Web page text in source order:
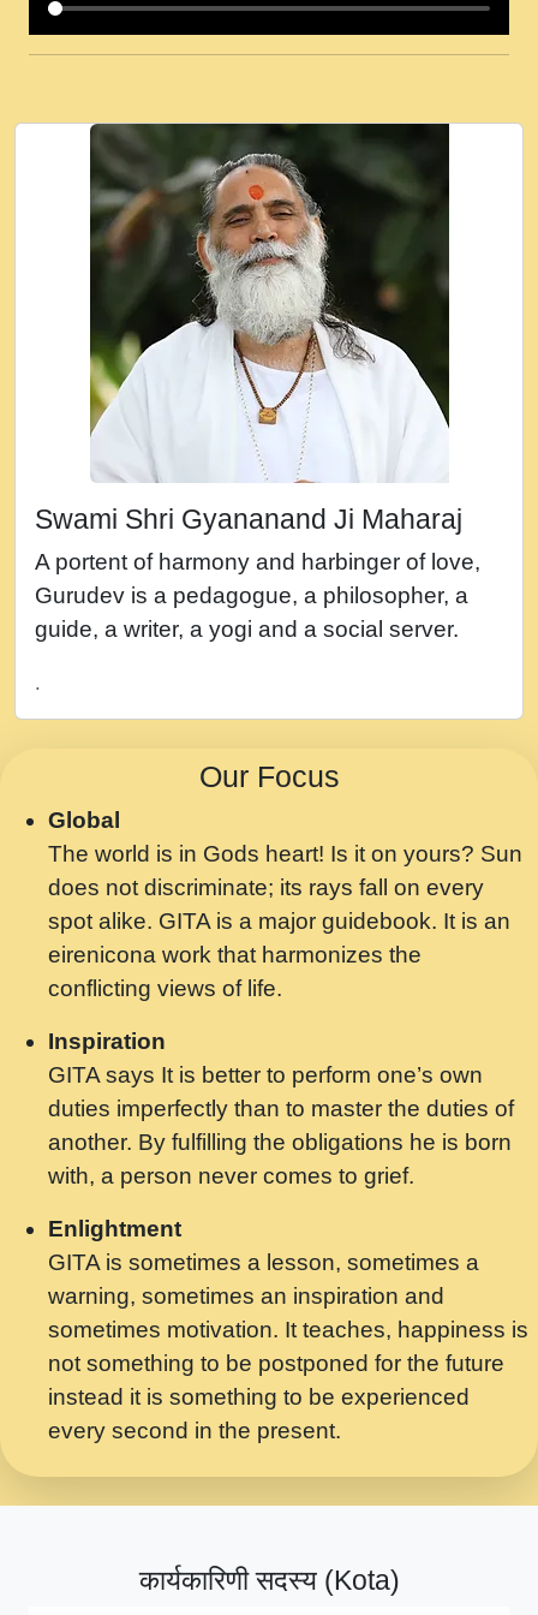
कई पकड क मर हथ र मह वदवन पहच दय! मह जन
Ki - Krishna Bhajan - New Bhajan 2020
#Ishwar Bhakti.mp3
जब से गीता ज्ञान पाया मैं बड़ी मस्ती में हूँ । 2018 -
Rishikesh - Ratan Ji Rasik.mp3
तन हल दल द सनव मड उतत सर रख क, नल रव त
गल लग जव त सर उतत हथ रख द!.mp3
तू कर प्रीतम से प्रीत, यूहीं दिन बीतते जाते हैं ।
2018 - Rishikesh - Swami Gyananand Ji
Maharaj.mp3
न म गवद गपल गद फर, पयर महन न रझद फर! shri
नह भरस रह लडडल... अपन खट करम क !!!! मह दद
सहर चरण क .....mp3
बगड नसब कसन सवर तर बगर Shri ravinandan
shastri ji maharaj.mp3
Chahe Ram Ho Chahe Shyam Ho.mp3
मझ अपन जवन बनन न आय, रठ हर क मनन न आय
Shri ravinandan shastri ji maharaj.mp3
मन अशांत मंत्र जाप - गीता प्रेरणा -Swami
Gyananand Ji Maharaj.mp3
मन बध लय परम वल कगन Special Shyam
Saawariya.mp3
मर गनय न अपरध लडडल शर रध.... Shri
ravinandan shastri ji maharaj.mp3
मेरे मन हरी का ध्यान लगा - भजन भाव - 2018 -
Rishikesh - Swami Gyananand Ji
Maharaj.mp3
यह हसरत तलब ह नकज कमर Yahi Hasraten
Talab Hai Bhav Pravah #bhajan.mp3
लडल ज बल ल क ज न लग Sadhvi Purnima Ji
7.9.2021 जवल नगर दलल #बसर.mp3
सख भ मझ पयर ह दख भ मझ पयर ह!छड म कस दत
सपरहट भजन 2021 - तर अखय ह जद भर बहर ज म
सपरहट शयम भजन - जय जय शयम जय जय शयम
Swami Shri Gyananand Ji Maharaj
A portent of harmony and harbinger of love,
Gurudev is a pedagogue, a philosopher, a
guide, a writer, a yogi and a social server.
.
Our Focus
Global
The world is in Gods heart! Is it on yours? Sun
does not discriminate; its rays fall on every
spot alike. GITA is a major guidebook. It is an
eirenicona work that harmonizes the
conflicting views of life.
Inspiration
GITA says It is better to perform one’s own
duties imperfectly than to master the duties of
another. By fulfilling the obligations he is born
with, a person never comes to grief.
Enlightment
GITA is sometimes a lesson, sometimes a
warning, sometimes an inspiration and
sometimes motivation. It teaches, happiness is
not something to be postponed for the future
instead it is something to be experienced
every second in the present.
कार्यकारिणी सदस्य (Kota)